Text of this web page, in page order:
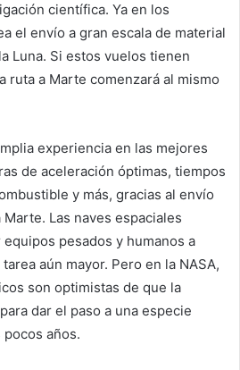
científica. Ya en los
el envío a gran escala de material
Luna. Si estos vuelos tienen
ruta a Marte comenzará al mismo
experiencia en las mejores
de aceleración óptimas, tiempos
y más, gracias al envío
Las naves espaciales
pesados ​​y humanos a
aún mayor. Pero en la NASA,
son optimistas de que la
dar el paso a una especie
años.